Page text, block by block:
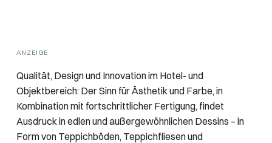
ANZEIGE
Qualität, Design und Innovation im Hotel- und
Objektbereich: Der Sinn für Ästhetik und Farbe, in
Kombination mit fortschrittlicher Fertigung, findet
Ausdruck in edlen und außergewöhnlichen Dessins – in
Form von Teppichböden, Teppichfliesen und